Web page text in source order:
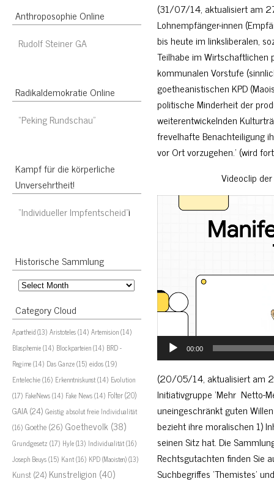
Anthroposophie Online
Rudolf Steiner GA
Radikaldemokratie Online
“Peking Rundschau”
Kampf für die körperliche
Unversehrtheit!
“Individueller Impfentscheid”i
Historische Sammlung
Historische
Category Cloud
Apartheid(13) Aristoteles(14) Artemision(14)
Blasphemie(14) Blockparteien(14) BRD -
Regime(14) Das Ganze(15) eidos(19)
Entelechie(16) Erkenntniskunst(14) Evolution
(17) FakeNews(14) Fake News(14) Folter(20)
GAIA(24) Geistig absolut freie Individualität
(16) Goethe(26) Goethevolk (38)
Grundgesetz (17) Hyle(13) Individualität(16)
Joseph Beuys(15) Kant(16) KPD (Maoisten)(13)
Kunst(24) Kunstreligion (40)
(31/07/14, aktualisiert
Lohnempfänger-innen
bis heute im linksliberalen,
Teilhabe im Wirtschaftlichen
kommunalen Vorstufe
goetheanistischen KPD
politische Minderheit der
weiterentwickelnden
frevelhafte Benachteiligung
vor Ort vorzugehen.’ (wird
Videoclip
Video
00:00
(20/05/14, aktualisiert
Initiativgruppe ‘Mehr Netto-
uneingeschränkt guten
bezieht ihre moralischen 1)
seinen Sitz hat. Die
Rechtsgutachten finden Sie
Suchbegriffes ‘Themistes’